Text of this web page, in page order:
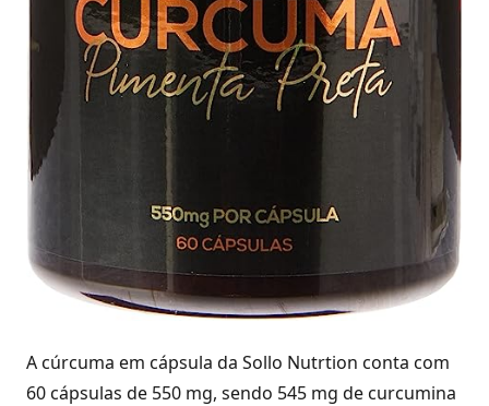
A cúrcuma em cápsula da Sollo Nutrtion conta com
60 cápsulas de 550 mg, sendo 545 mg de curcumina